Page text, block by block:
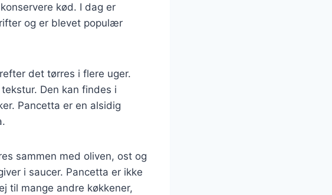
kød. I dag er
og er blevet populær
det tørres i flere uger.
Den kan findes i
Pancetta er en alsidig
sammen med oliven, ost og
i saucer. Pancetta er ikke
til mange andre køkkener,